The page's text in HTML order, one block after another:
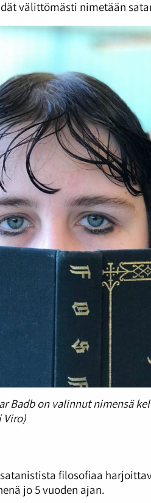
välittömästi nimetään
Badb on valinnut nimensä
Viro)
filosofiaa
jo 5 vuoden ajan.